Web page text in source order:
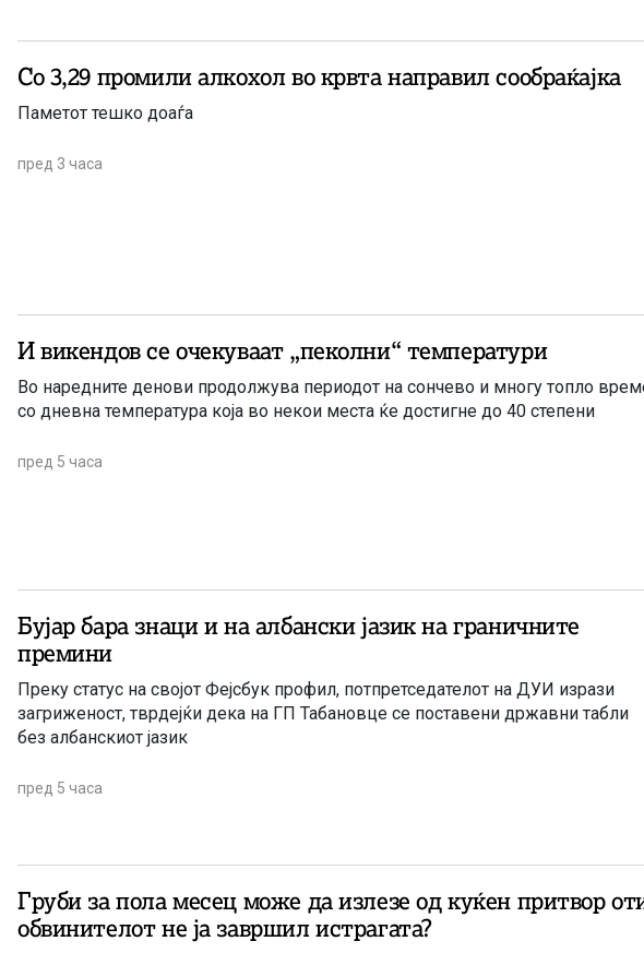
Со 3,29 промили алкохол во крвта направил сообраќајка
Паметот тешко доаѓа
пред 3 часа
И викендов се очекуваат „пеколни“ температури
Во наредните денови продолжува периодот на сончево и многу топло
со дневна температура која во некои места ќе достигне до 40 степени
пред 5 часа
Бујар бара знаци и на албански јазик на граничните
премини
Преку статус на својот Фејсбук профил, потпретседателот на ДУИ изрази
загриженост, тврдејќи дека на ГП Табановце се поставени државни табли
без албанскиот јазик
пред 5 часа
Груби за пола месец може да излезе од куќен притвор
обвинителот не ја завршил истрагата?